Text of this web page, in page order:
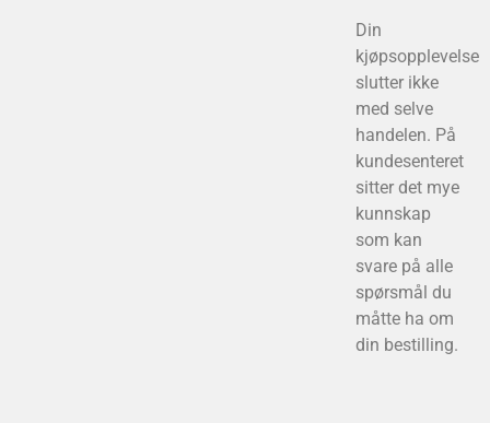
Din
kjøpsopplevelse
slutter ikke
med selve
handelen. På
kundesenteret
sitter det mye
kunnskap
som kan
svare på alle
spørsmål du
måtte ha om
din bestilling.